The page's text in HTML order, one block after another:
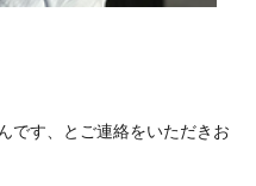
です、とご連絡をいただきお